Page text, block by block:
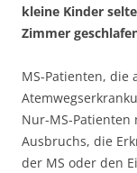
kleine Kinder
Zimmer
MS-Patienten, die
Nur-MS-Patienten
Ausbruchs, die
der MS oder den